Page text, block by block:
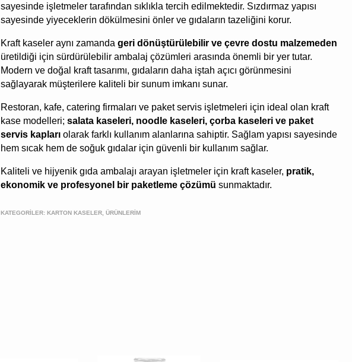
sayesinde işletmeler tarafından sıklıkla tercih edilmektedir. Sızdırmaz yapısı
sayesinde yiyeceklerin dökülmesini önler ve gıdaların tazeliğini korur.
Kraft kaseler aynı zamanda geri dönüştürülebilir ve çevre dostu malzemeden
üretildiği için sürdürülebilir ambalaj çözümleri arasında önemli bir yer tutar.
Modern ve doğal kraft tasarımı, gıdaların daha iştah açıcı görünmesini
sağlayarak müşterilere kaliteli bir sunum imkanı sunar.
Restoran, kafe, catering firmaları ve paket servis işletmeleri için ideal olan kraft
kase modelleri; salata kaseleri, noodle kaseleri, çorba kaseleri ve paket
servis kapları olarak farklı kullanım alanlarına sahiptir. Sağlam yapısı sayesinde
hem sıcak hem de soğuk gıdalar için güvenli bir kullanım sağlar.
Kaliteli ve hijyenik gıda ambalajı arayan işletmeler için kraft kaseler, pratik,
ekonomik ve profesyonel bir paketleme çözümü sunmaktadır.
KATEGORİLER: KARTON KASELER, ÜRÜNLERIM